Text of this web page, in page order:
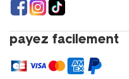
payez facilement